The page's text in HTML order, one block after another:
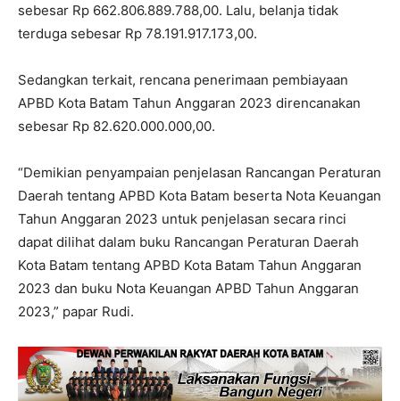
sebesar Rp 662.806.889.788,00. Lalu, belanja tidak
terduga sebesar Rp 78.191.917.173,00.
Sedangkan terkait, rencana penerimaan pembiayaan
APBD Kota Batam Tahun Anggaran 2023 direncanakan
sebesar Rp 82.620.000.000,00.
“Demikian penyampaian penjelasan Rancangan Peraturan
Daerah tentang APBD Kota Batam beserta Nota Keuangan
Tahun Anggaran 2023 untuk penjelasan secara rinci
dapat dilihat dalam buku Rancangan Peraturan Daerah
Kota Batam tentang APBD Kota Batam Tahun Anggaran
2023 dan buku Nota Keuangan APBD Tahun Anggaran
2023,” papar Rudi.